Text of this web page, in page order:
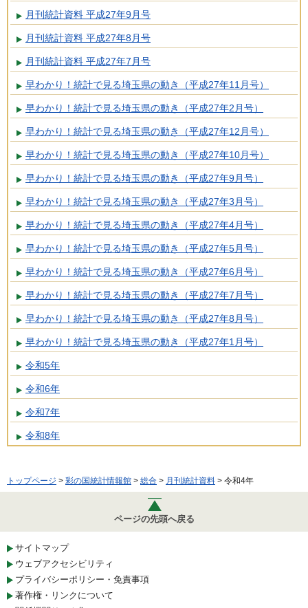
月刊統計資料 平成27年9月号
月刊統計資料 平成27年8月号
月刊統計資料 平成27年7月号
早わかり！統計で見る埼玉県の動き（平成27年11月号）
早わかり！統計で見る埼玉県の動き（平成27年2月号）
早わかり！統計で見る埼玉県の動き（平成27年12月号）
早わかり！統計で見る埼玉県の動き（平成27年10月号）
早わかり！統計で見る埼玉県の動き（平成27年9月号）
早わかり！統計で見る埼玉県の動き（平成27年3月号）
早わかり！統計で見る埼玉県の動き（平成27年4月号）
早わかり！統計で見る埼玉県の動き（平成27年5月号）
早わかり！統計で見る埼玉県の動き（平成27年6月号）
早わかり！統計で見る埼玉県の動き（平成27年7月号）
早わかり！統計で見る埼玉県の動き（平成27年8月号）
早わかり！統計で見る埼玉県の動き（平成27年1月号）
令和5年
令和6年
令和7年
令和8年
トップページ > 彩の国統計情報館 > 総合 > 月刊統計資料 > 令和4年
ページの先頭へ戻る
サイトマップ
ウェブアクセシビリティ
プライバシーポリシー・免責事項
著作権・リンクについて